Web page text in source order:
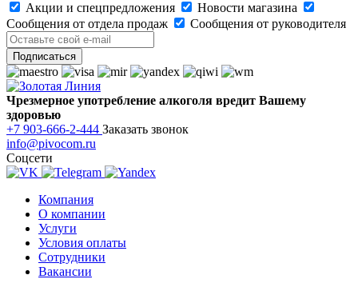
Акции и спецпредложения
Новости магазина
Сообщения от отдела продаж
Сообщения от руководителя
Чрезмерное употребление алкоголя вредит Вашему
здоровью
+7 903-666-2-444 Заказать звонок
info@pivocom.ru
Соцсети
Компания
О компании
Услуги
Условия оплаты
Сотрудники
Вакансии